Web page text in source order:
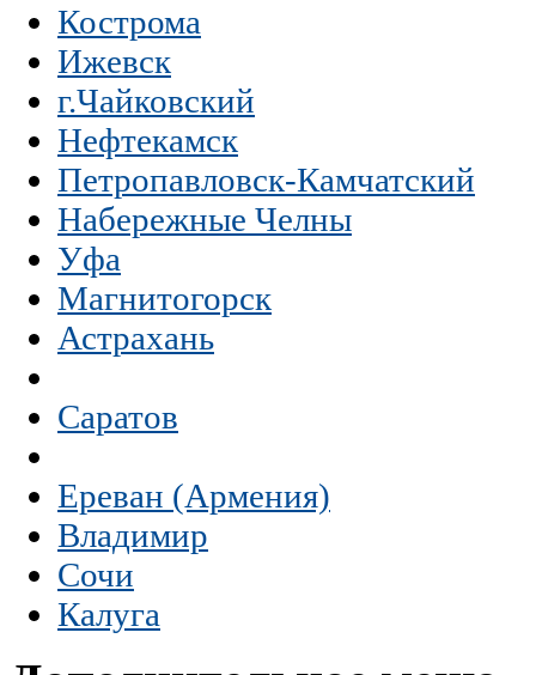
Кострома
Ижевск
г.Чайковский
Нефтекамск
Петропавловск-Камчатский
Набережные Челны
Уфа
Магнитогорск
Астрахань
Саратов
Ереван (Армения)
Владимир
Сочи
Калуга